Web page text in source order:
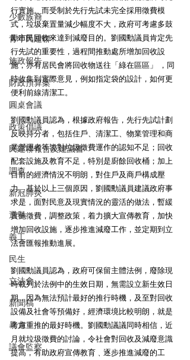
少數族裔
青年民建聯
施政報告
財政預算案
圓桌會議
政策倡議
民建聯報告及建議書
調查
新冠肺炎
選舉
義工
民生
立法會
新聞稿
暴力
議會監察
行實施。而受制於先行先試未完全採用徵費模
式，垃圾棄置量減少幅度不大，政府可考慮多鼓
勵市民回收來達到減廢目的。劉國勳議員肯定先
行先試的重要性，過程間推動處所增加回收設
施，亦有居民會將回收物送往「綠在區區」 ，同
時收集到實際意見，例如指定袋的設計，如何更
便利前線清潔工。
劉國勳議員認為，根據政府報告，先行先試計劃
反映持分者，包括住戶、清潔工、物業管理和商
業營運者等皆對垃圾徵費運作的認知不足；回收
配套設施及教育不足，特別是廚餘回收桶；加上
目前的經濟情況不明朗，對住戶及商戶構成壓
力。基於以上三個原因，劉國勳議員建議政府事
求是，面對民意及現實情況的靈活的做法，暫緩
實施徵費，調整政策，着力擴大宣傳教育，加快
增加回收設施，逐步推進減廢工作，並定期到立
法會匯報推動進展。
劉國勳議員認為，政府可保留主體法例，廢除現
時載列於法例中的生效日期，無需設立新生效日
期，因為無法預計最好的推行時機，及至對回收
設備及社會等預備好，經濟環境比較明朗，就是
考慮重推的最好時機。劉國勳議議同時相信，近
月就垃圾徵費的討論，令社會對回收及減廢意識
提高，有助政府宣傳教育﹑逐步推進減廢的工